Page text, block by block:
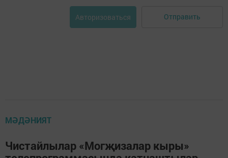
Авторизоваться Отправить
МӘДӘНИЯТ
Чистайлылар «Могҗизалар кыры»